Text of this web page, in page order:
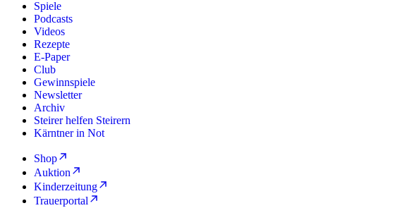
Spiele
Podcasts
Videos
Rezepte
E-Paper
Club
Gewinnspiele
Newsletter
Archiv
Steirer helfen Steirern
Kärntner in Not
Shop
Auktion
Kinderzeitung
Trauerportal